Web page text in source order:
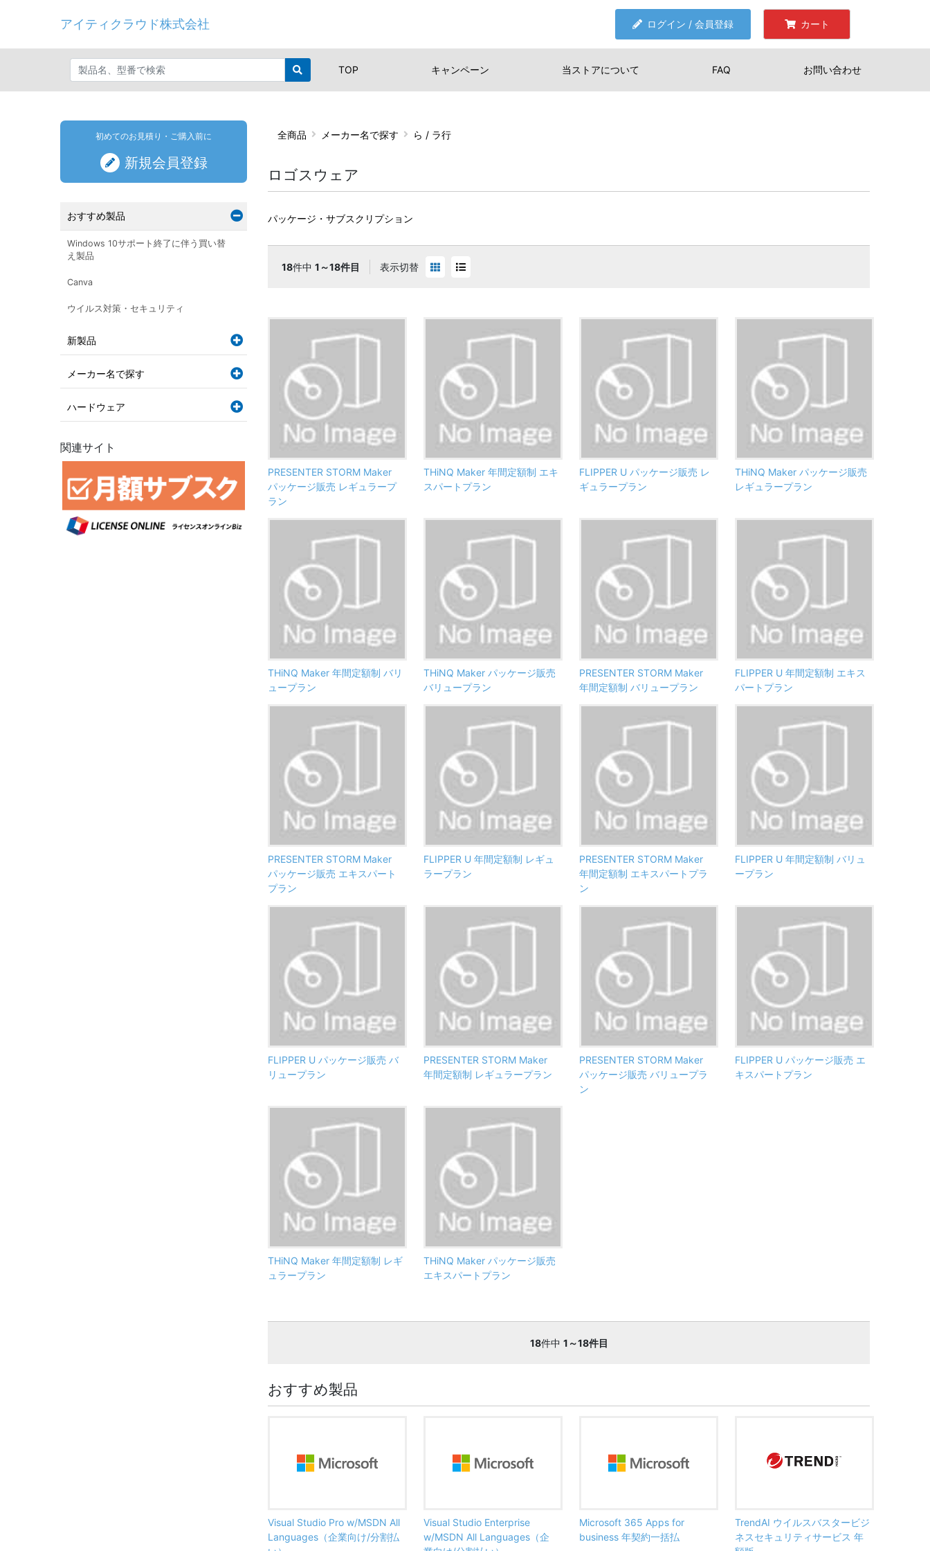
アイティクラウド株式会社 ログイン / 会員登録 カート
TOP キャンペーン 当ストアについて FAQ お問い合わせ
全商品 メーカー名で探す ら / ラ行
ロゴスウェア
パッケージ・サブスクリプション
18件中 1～18件目 表示切替
PRESENTER STORM Maker
パッケージ販売 レギュラープ
ラン
THiNQ Maker 年間定額制 エキ
スパートプラン
FLIPPER U パッケージ販売 レ
ギュラープラン
THiNQ Maker パッケージ販売
レギュラープラン
THiNQ Maker 年間定額制 バリ
ュープラン
THiNQ Maker パッケージ販売
バリュープラン
PRESENTER STORM Maker
年間定額制 バリュープラン
FLIPPER U 年間定額制 エキス
パートプラン
PRESENTER STORM Maker
パッケージ販売 エキスパート
プラン
FLIPPER U 年間定額制 レギュ
ラープラン
PRESENTER STORM Maker
年間定額制 エキスパートプラ
ン
FLIPPER U 年間定額制 バリュ
ープラン
FLIPPER U パッケージ販売 バ
リュープラン
PRESENTER STORM Maker
年間定額制 レギュラープラン
PRESENTER STORM Maker
パッケージ販売 バリュープラ
ン
FLIPPER U パッケージ販売 エ
キスパートプラン
THiNQ Maker 年間定額制 レギ
ュラープラン
THiNQ Maker パッケージ販売
エキスパートプラン
18件中 1～18件目
おすすめ製品
Visual Studio Pro w/MSDN All
Languages（企業向け/分割払
Visual Studio Enterprise
w/MSDN All Languages（企
Microsoft 365 Apps for
business 年契約一括払
TrendAI ウイルスバスタービジ
ネスセキュリティサービス 年
初めてのお見積り・ご購入前に
新規会員登録
おすすめ製品
Windows 10サポート終了に伴う買い替
え製品
Canva
ウイルス対策・セキュリティ
新製品
メーカー名で探す
ハードウェア
関連サイト